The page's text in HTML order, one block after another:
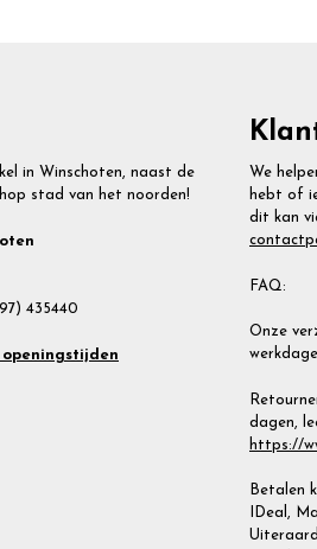
in Winschoten, naast de
stad van het noorden!
435440
We
hebt of
dit kan
FAQ:
Onze
dagen,
https://
Betalen
IDeal,